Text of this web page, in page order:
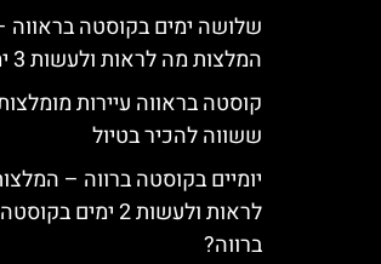
שלושה ימים בקוסטה בראווה
המלצות מה לראות ולעשות 3 ימים
קוסטה בראווה עיירות
ששווה להכיר בטיול
יומיים בקוסטה ברווה –
לראות ולעשות 2 ימים בקוסטה
ברווה?